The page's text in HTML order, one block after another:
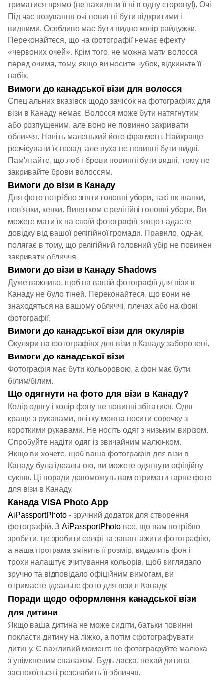
триматися прямо (не нахиляти її ні в одну сторону!). Очі
Під час позування очі повинні бути відкритими і
видними. Особливо має бути видно колір райдужки.
Переконайтеся, що на фотографії немає ефекту
«червоних очей». Крім того, не можна мати волосся
перед очима, тому, якщо ви носите чубок, відкиньте її
набік.
Вимоги до канадської візи для волосся
Спеціальних вказівок щодо зачісок на фотографіях для
візи в Канаду немає. Волосся може бути натягнутим
або розпущеним, але воно не повинно закривати
обличчя. Навіть маленький його фрагмент. Найкраще
розчісувати їх назад, але вуха не повинні бути видні.
Пам'ятайте, що лоб і брови повинні бути видні, тому не
закривайте брови волоссям.
Вимоги до візи в Канаду
Для фото потрібно зняти головні убори, такі як шапки,
пов'язки, кепки. Винятком є ​​релігійні головні убори. Ви
можете мати їх на своїй фотографії, якщо надасте
довідку від вашої релігійної громади. Правило, однак,
полягає в тому, що релігійний головний убір не повинен
закривати обличчя.
Вимоги до візи в Канаду Shadows
Дуже важливо, щоб на вашій фотографії для візи в
Канаду не було тіней. Переконайтеся, що вони не
знаходяться на вашому обличчі, плечах або на фоні
фотографії.
Вимоги до канадської візи для окулярів
Окуляри на фотографіях для візи в Канаду заборонені.
Вимоги до канадської візи
Фотографія має бути кольоровою, а фон має бути
білим/білим.
Що одягнути на фото для візи в Канаду?
Колір одягу і колір фону не повинні збігатися. Одяг
краще з рукавами, влітку можна носити сорочку з
короткими рукавами. Не носіть одяг з низьким вирізом.
Спробуйте надіти одяг із звичайним малюнком.
Якщо ви хочете, щоб ваша фотографія для візи в
Канаду була ідеальною, ви можете одягнути офіційну
сукню. Ці поради допоможуть вам отримати гарне фото
для візи в Канаду.
Канада VISA Photo App
AiPassportPhoto - зручний додаток для створення
фотографій. З AiPassportPhoto все, що вам потрібно
зробити, це зробити селфі та завантажити фотографію,
а наша програма змінить її розмір, видалить фон і
трохи налаштує зчитування кольорів, щоб виглядало
зручно та відповідало офіційним вимогам, ви
отримаєте ідеальне фото для візи в Канаду.
Поради щодо оформлення канадської візи
для дитини
Якщо ваша дитина не може сидіти, батьки повинні
покласти дитину на ліжко, а потім сфотографувати
дитину. Є важливий момент: не фотографуйте малюка
з увімкненим спалахом. Будь ласка, нехай дитина
заспокоїться і розслабить її обличчя.